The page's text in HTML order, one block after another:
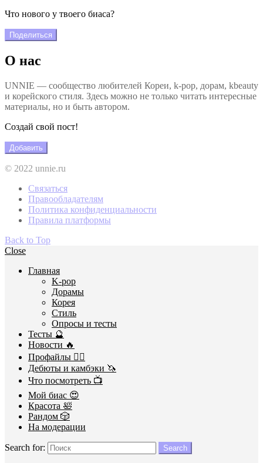
Что нового у твоего биаса?
Поделиться
О нас
UNNIE — сообщество любителей Кореи, k-pop, дорам, kbeauty
и корейского стиля. Здесь можно не только читать интересные
материалы, но и быть автором.
Создай свой пост!
Добавить
© 2022 unnie.ru
Связаться
Правообладателям
Политика конфиденциальности
Правила платформы
Back to Top
Close
Главная
K-pop
Дорамы
Корея
Стиль
Опросы и тесты
Тесты 🔮
Новости 🔥
Профайлы 🕵️‍♀️
Дебюты и камбэки 🦄
Что посмотреть 📺
Мой биас 😍
Красота 🛀
Рандом 🎲
На модерации
Search for: Search